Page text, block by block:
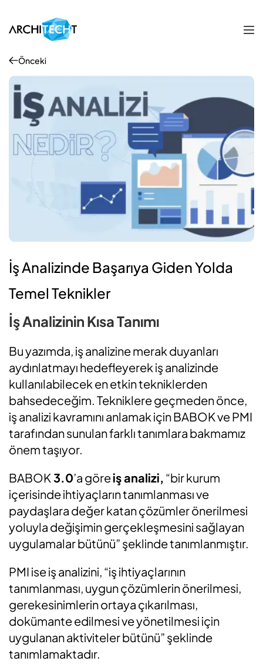
Önceki
İş Analizinde Başarıya Giden Yolda
Temel Teknikler
İş Analizinin Kısa Tanımı
Bu yazımda, iş analizine merak duyanları
aydınlatmayı hedefleyerek iş analizinde
kullanılabilecek en etkin tekniklerden
bahsedeceğim. Tekniklere geçmeden önce,
iş analizi kavramını anlamak için BABOK ve PMI
tarafından sunulan farklı tanımlara bakmamız
önem taşıyor.
BABOK3.0’a göreiş analizi, “bir kurum
içerisinde ihtiyaçların tanımlanması ve
paydaşlara değer katan çözümler önerilmesi
yoluyla değişimin gerçekleşmesini sağlayan
uygulamalar bütünü” şeklinde tanımlanmıştır.
PMI ise iş analizini, “iş ihtiyaçlarının
tanımlanması, uygun çözümlerin önerilmesi,
gerekesinimlerin ortaya çıkarılması,
dokümante edilmesi ve yönetilmesi için
uygulanan aktiviteler bütünü” şeklinde
tanımlamaktadır.